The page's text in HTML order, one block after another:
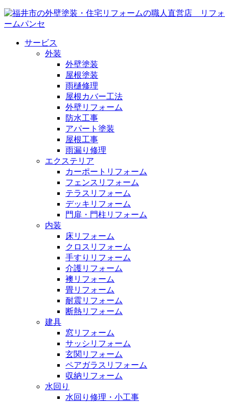
サービス
外装
外壁塗装
屋根塗装
雨樋修理
屋根カバー工法
外壁リフォーム
防水工事
アパート塗装
屋根工事
雨漏り修理
エクステリア
カーポートリフォーム
フェンスリフォーム
テラスリフォーム
デッキリフォーム
門扉・門柱リフォーム
内装
床リフォーム
クロスリフォーム
手すりリフォーム
介護リフォーム
襖リフォーム
畳リフォーム
耐震リフォーム
断熱リフォーム
建具
窓リフォーム
サッシリフォーム
玄関リフォーム
ペアガラスリフォーム
収納リフォーム
水回り
水回り修理・小工事